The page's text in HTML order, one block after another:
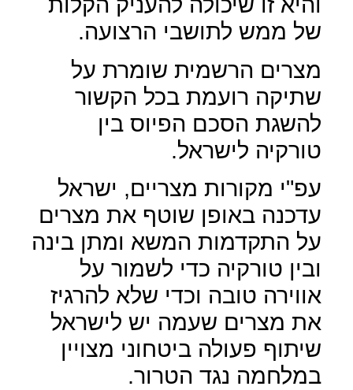
של ממש לתושבי הרצועה.
מצרים הרשמית שומרת על
שתיקה רועמת בכל הקשור
להשגת הסכם הפיוס בין
טורקיה לישראל.
עפ"י מקורות מצריים, ישראל
עדכנה באופן שוטף את מצרים
על התקדמות המשא ומתן בינה
ובין טורקיה כדי לשמור על
אווירה טובה וכדי שלא להרגיז
את מצרים שעמה יש לישראל
שיתוף פעולה ביטחוני מצויין
במלחמה נגד הטרור.